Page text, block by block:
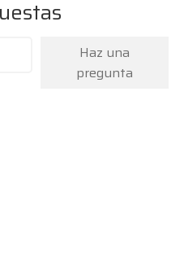
Haz una
pregunta